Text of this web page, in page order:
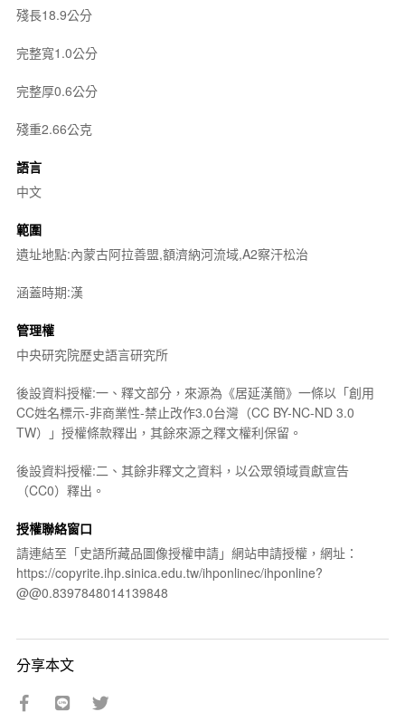
殘長18.9公分
完整寬1.0公分
完整厚0.6公分
殘重2.66公克
語言
中文
範圍
遺址地點:內蒙古阿拉善盟,額濟納河流域,A2察汗松治
涵蓋時期:漢
管理權
中央研究院歷史語言研究所
後設資料授權:一、釋文部分，來源為《居延漢簡》一條以「創用
CC姓名標示-非商業性-禁止改作3.0台灣（CC BY-NC-ND 3.0
TW）」授權條款釋出，其餘來源之釋文權利保留。
後設資料授權:二、其餘非釋文之資料，以公眾領域貢獻宣告
（CC0）釋出。
授權聯絡窗口
請連結至「史語所藏品圖像授權申請」網站申請授權，網址：
https://copyrite.ihp.sinica.edu.tw/ihponlinec/ihponline?
@@0.8397848014139848
分享本文